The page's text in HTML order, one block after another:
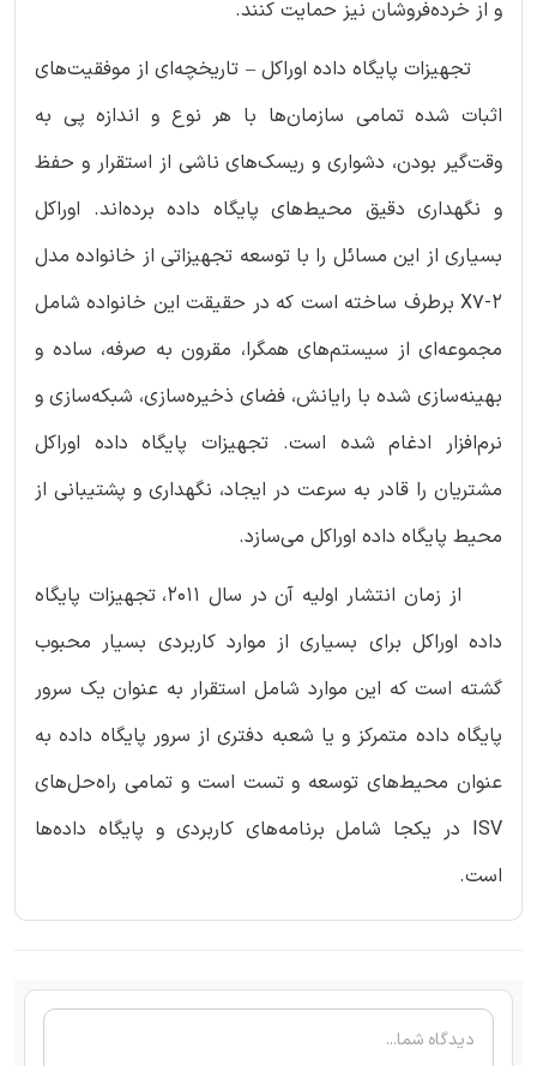
و از خرده‌فروشان نیز حمایت کنند.
تجهیزات پایگاه داده اوراکل – تاریخچه‌ای از موفقیت‌های
اثبات شده تمامی سازمان‌ها با هر نوع و اندازه پی به
وقت‌گیر بودن، دشواری و ریسک‌های ناشی از استقرار و حفظ
و نگهداری دقیق محیط‌های پایگاه داده برده‌اند. اوراکل
بسیاری از این مسائل را با توسعه تجهیزاتی از خانواده مدل
X7-2 برطرف ساخته است که در حقیقت این خانواده شامل
مجموعه‌ای از سیستم‌های همگرا، مقرون به صرفه، ساده و
بهینه‌سازی شده با رایانش، فضای ذخیره‌سازی، شبکه‌سازی و
نرم‌افزار ادغام شده است. تجهیزات پایگاه داده اوراکل
مشتریان را قادر به سرعت در ایجاد، نگهداری و پشتیبانی از
محیط پایگاه داده اوراکل می‌سازد.
از زمان انتشار اولیه آن در سال 2011، تجهیزات پایگاه
داده اوراکل برای بسیاری از موارد کاربردی بسیار محبوب
گشته است که این موارد شامل استقرار به عنوان یک سرور
پایگاه داده متمرکز و یا شعبه دفتری از سرور پایگاه داده به
عنوان محیط‌های توسعه و تست است و تمامی راه‌حل‌های
ISV در یکجا شامل برنامه‌های کاربردی و پایگاه‌ داده‌ها
است.